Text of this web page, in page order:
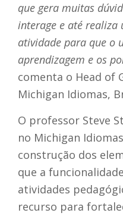
que gera muitas
interage e até realiza
atividade para que o
aprendizagem e os
comenta o Head of
Michigan Idiomas,
O professor Steve
no Michigan
construção dos
que a
atividades
recurso para